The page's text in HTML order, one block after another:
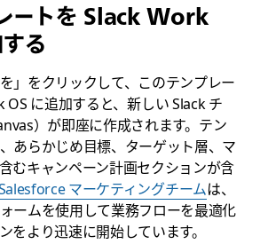
ートを Slack Work
る
を」をクリックして、このテンプレー
OS に追加すると、新しい Slack チ
）が即座に作成されます。テン
あらかじめ目標、ターゲット層、マ
むキャンペーン計画セクションが含
マーケティングチームは、
ームを使用して業務フローを最適化
をより迅速に開始しています。